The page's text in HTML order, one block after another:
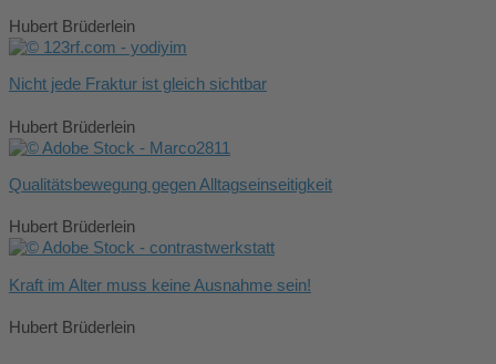
Hubert Brüderlein
Nicht jede Fraktur ist gleich sichtbar
Hubert Brüderlein
Qualitätsbewegung gegen Alltagseinseitigkeit
Hubert Brüderlein
Kraft im Alter muss keine Ausnahme sein!
Hubert Brüderlein